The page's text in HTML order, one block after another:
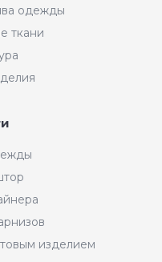
одежды
ткани
изделием